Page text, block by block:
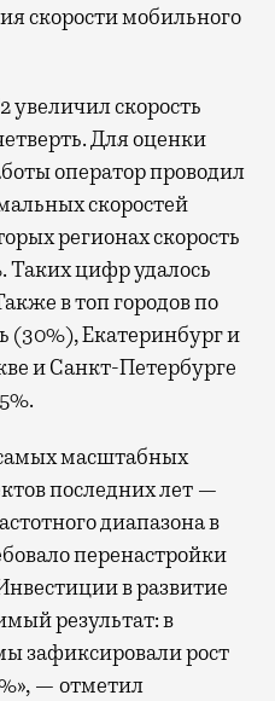
скорости мобильного
увеличил скорость
Для оценки
оператор проводил
скоростей
регионах скорость
Таких цифр удалось
в топ городов по
Екатеринбург и
и Санкт-Петербурге
масштабных
последних лет —
диапазона в
перенастройки
в развитие
результат: в
зафиксировали рост
— отметил